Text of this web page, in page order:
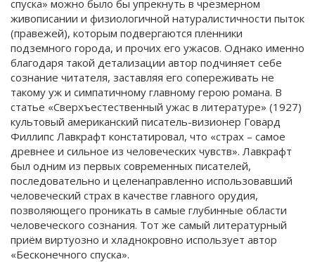
спуска» можно было бы упрекнуть в чрезмерном
живописании и физиологичной натуралистичности пыток
(правежей), которым подвергаются пленники
подземного города, и прочих его ужасов. Однако именно
благодаря такой детализации автор подчиняет себе
сознание читателя, заставляя его сопереживать не
такому уж и симпатичному главному герою романа. В
статье «Сверхъестественный ужас в литературе» (1927)
культовый американский писатель-визионер Говард
Филлипс Лавкрафт констатировал, что «страх – самое
древнее и сильное из человеческих чувств». Лавкрафт
был одним из первых современных писателей,
последовательно и целенаправленно использовавший
человеческий страх в качестве главного орудия,
позволяющего проникать в самые глубинные области
человеческого сознания. Тот же самый литературный
приём виртуозно и хладнокровно использует автор
«Бесконечного спуска».